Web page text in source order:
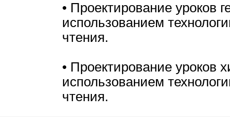
• Проектирование уроков
использованием
чтения.
• Проектирование уроков
использованием
чтения.